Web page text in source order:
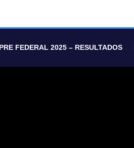
PRE FEDERAL 2025 – RESULTADOS